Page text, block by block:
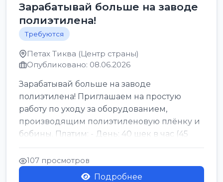
Зарабатывай больше на заводе
полиэтилена!
Требуются
Петах Тиква (Центр страны)
Опубликовано: 08.06.2026
Зарабатывай больше на заводе
полиэтилена! Приглашаем на простую
работу по уходу за оборудованием,
производящим полиэтиленовую плёнку и
бобины. Платим: - День: 40 шек в час (45
для синих бумаг и виз) -...
107 просмотров
Подробнее